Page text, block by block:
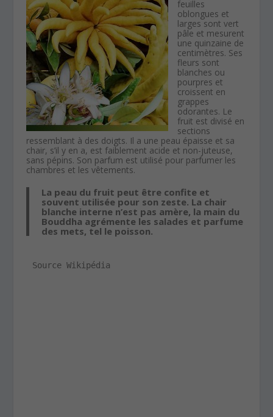
feuilles
oblongues et
larges sont vert
pâle et mesurent
une quinzaine de
centimètres. Ses
fleurs sont
blanches ou
pourpres et
croissent en
grappes
odorantes. Le
fruit est divisé en
sections
ressemblant à des doigts. Il a une peau épaisse et sa
chair, s’il y en a, est faiblement acide et non-juteuse,
sans pépins. Son parfum est utilisé pour parfumer les
chambres et les vêtements.
La peau du fruit peut être confite et
souvent utilisée pour son zeste. La chair
blanche interne n’est pas amère, la main du
Bouddha agrémente les salades et parfume
des mets, tel le poisson.
Source Wikipédia